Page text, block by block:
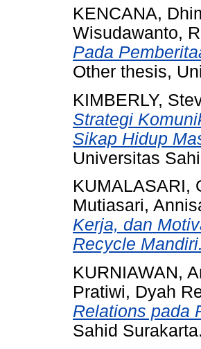
KENCANA,
Wisudawanto,
Pada
Other thesis,
KIMBERLY,
Strategi
Sikap Hidup
Universitas
KUMALASARI,
Mutiasari,
Kerja, dan
Recycle Mandiri.
KURNIAWAN,
Pratiwi, Dyah
Relations pada
Sahid Surakarta.